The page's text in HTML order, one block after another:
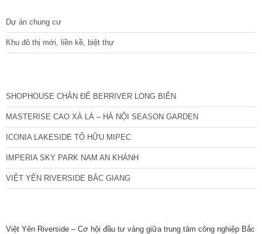
Dự án chung cư
Khu đô thị mới, liền kề, biệt thự
SHOPHOUSE CHÂN ĐẾ BERRIVER LONG BIÊN
MASTERISE CAO XÀ LÁ – HÀ NỘI SEASON GARDEN
ICONIA LAKESIDE TỐ HỮU MIPEC
IMPERIA SKY PARK NAM AN KHÁNH
VIỆT YÊN RIVERSIDE BẮC GIANG
Việt Yên Riverside – Cơ hội đầu tư vàng giữa trung tâm công nghiệp Bắc